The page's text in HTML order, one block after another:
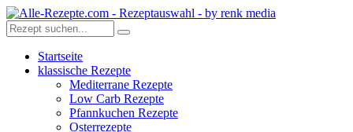
Startseite
klassische Rezepte
Mediterrane Rezepte
Low Carb Rezepte
Pfannkuchen Rezepte
Osterrezepte